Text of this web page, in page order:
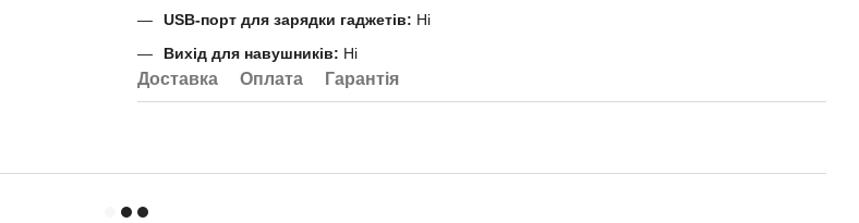
USB-порт для зарядки гаджетів: Ні
Вихід для навушників: Ні
Доставка Оплата Гарантія